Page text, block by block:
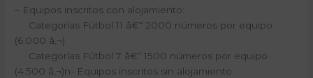
– Equipos inscritos con alojamiento:
Categorías Fútbol 11 â€“ 2000 números por equipo
(6.000 â‚¬)
Categorías Fútbol 7 â€“ 1500 números por equipo
(4.500 â‚¬)n- Equipos inscritos sin alojamiento: